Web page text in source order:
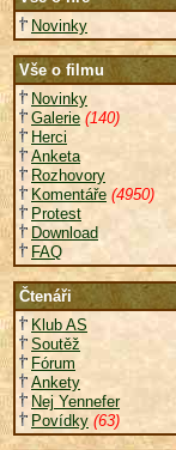
Novinky
Vše o filmu
Novinky
Galerie (140)
Herci
Anketa
Rozhovory
Komentáře (4950)
Protest
Download
FAQ
Čtenáři
Klub AS
Soutěž
Fórum
Ankety
Nej Yennefer
Povídky (63)